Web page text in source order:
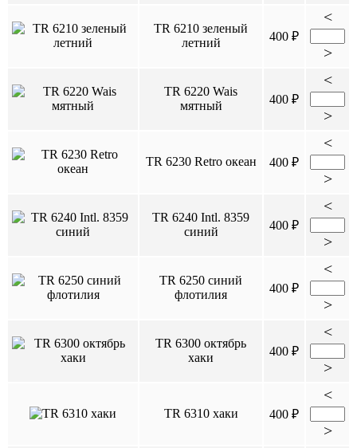
TR 6210 зеленый
летний
400 ₽
<
>
TR 6220 Wais
мятный
400 ₽
<
>
TR 6230 Retro океан 400 ₽
<
>
TR 6240 Intl. 8359
синий
400 ₽
<
>
TR 6250 синий
флотилия
400 ₽
<
>
TR 6300 октябрь
хаки
400 ₽
<
>
TR 6310 хаки 400 ₽
<
>